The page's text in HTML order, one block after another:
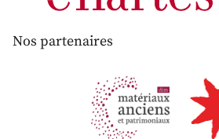
Nos partenaires